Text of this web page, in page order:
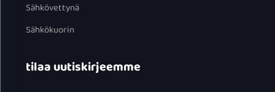
Sähkövettynä
Sähkökuorin
tilaa uutiskirjeemme